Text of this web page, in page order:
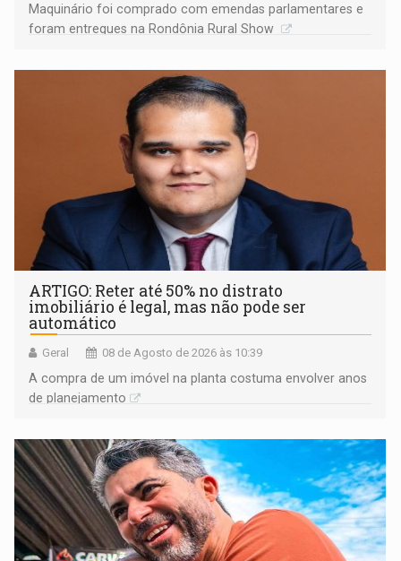
Maquinário foi comprado com emendas parlamentares e
foram entregues na Rondônia Rural Show
ARTIGO: Reter até 50% no distrato
imobiliário é legal, mas não pode ser
automático
Geral 08 de Agosto de 2026 às 10:39
A compra de um imóvel na planta costuma envolver anos
de planejamento